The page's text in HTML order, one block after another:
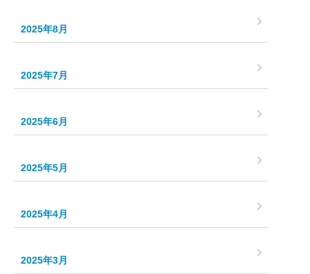
2025年8月
2025年7月
2025年6月
2025年5月
2025年4月
2025年3月